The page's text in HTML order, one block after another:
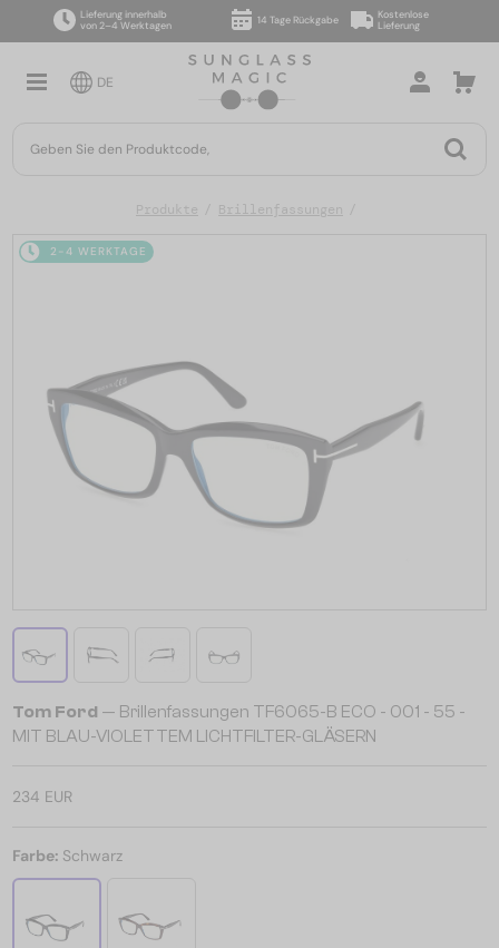
Lieferung innerhalb
von 2–4 Werktagen
14 Tage Rückgabe
Kostenlose
Lieferung
DE
Produkte Brillenfassungen
2-4 WERKTAGE
Tom Ford — Brillenfassungen TF6065-B ECO - 001 - 55 -
MIT BLAU-VIOLETTEM LICHTFILTER-GLÄSERN
234 EUR
Farbe: Schwarz